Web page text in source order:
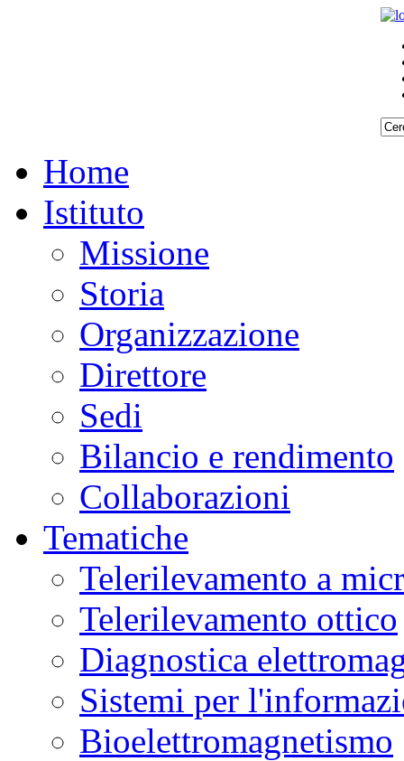
Home
Istituto
Missione
Storia
Organizzazione
Direttore
Sedi
Bilancio e rendimento
Collaborazioni
Tematiche
Telerilevamento a
Telerilevamento ottico
Diagnostica
Sistemi per
Bioelettromagnetismo